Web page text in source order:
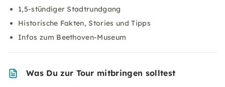
1,5-stündiger Stadtrundgang
Historische Fakten, Stories und Tipps
Infos zum Beethoven-Museum
Was Du zur Tour mitbringen solltest